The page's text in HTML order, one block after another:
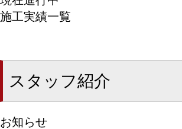
施工実績一覧
スタッフ紹介
お知らせ